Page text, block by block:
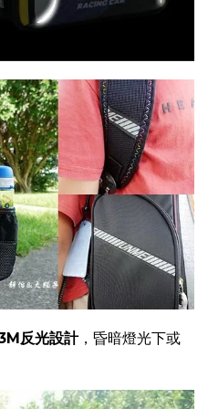
反光設計，昏暗燈光下或